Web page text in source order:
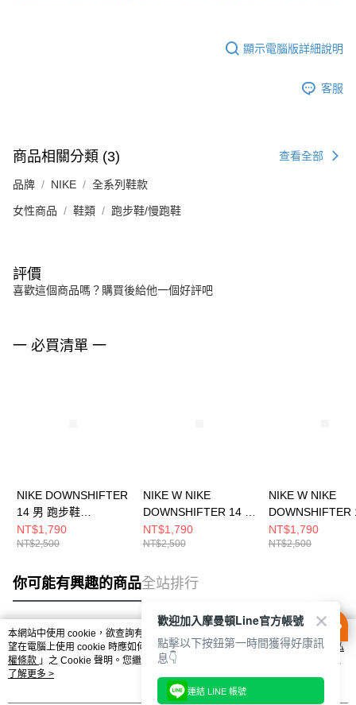
顯示電腦版詳細說明
客服
商品相關分類 (3) 查看全部
品牌 NIKE 全系列鞋款
女性商品 鞋類 跑步鞋/慢跑鞋
評價
喜歡這個商品嗎？購買後給他一個好評吧
一 必買清單 一
NIKE DOWNSHIFTER
14 男 跑步鞋
IB1895002
NT$1,790
NT$2,500
NIKE W NIKE
DOWNSHIFTER 14 女
跑步鞋 IB1899100
NT$1,790
NT$2,500
NIKE W NIKE
DOWNSHIFTER
跑步鞋
NT$1,790
NT$2,500
你可能有興趣的商品全站排行
熱門標籤
本網站中使用 cookie，欲查詢有關本網站使用 cookie 方式之詳情，及若您不希
望在電腦上使用 cookie 時應如何變更電腦的 cookie 設定，請參閱本網站「
隱私
權條款 」之 Cookie 聲明。您繼續使用本網站即表示您同意本公司得按本網站使
用條款之 Cookie 聲明使用 cookie。
了解更多 >
歡迎加入摩曼頓Line官方帳號
點擊以下按鈕第一時間獲得好康訊
息👇
連結 LINE 帳號